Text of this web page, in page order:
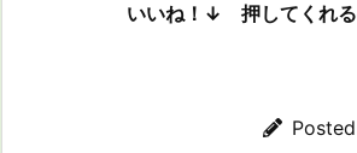
いいね！↓ 押してくれるの